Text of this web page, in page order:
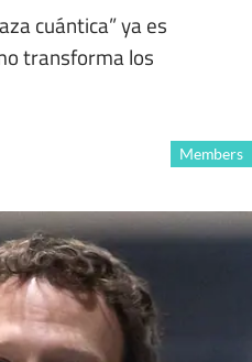
cuántica” ya es
transforma los
Members